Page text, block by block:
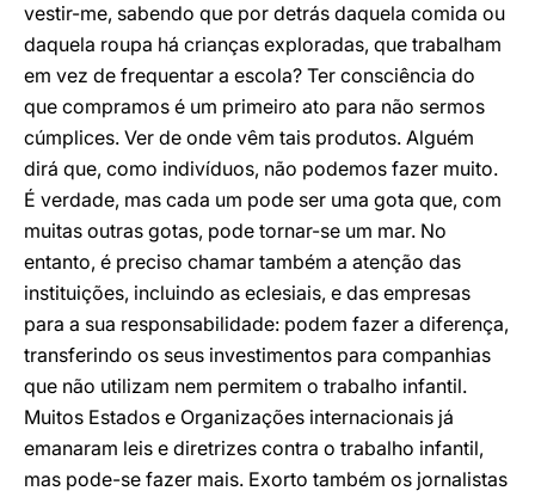
vestir-me, sabendo que por detrás daquela comida ou
daquela roupa há crianças exploradas, que trabalham
em vez de frequentar a escola? Ter consciência do
que compramos é um primeiro ato para não sermos
cúmplices. Ver de onde vêm tais produtos. Alguém
dirá que, como indivíduos, não podemos fazer muito.
É verdade, mas cada um pode ser uma gota que, com
muitas outras gotas, pode tornar-se um mar. No
entanto, é preciso chamar também a atenção das
instituições, incluindo as eclesiais, e das empresas
para a sua responsabilidade: podem fazer a diferença,
transferindo os seus investimentos para companhias
que não utilizam nem permitem o trabalho infantil.
Muitos Estados e Organizações internacionais já
emanaram leis e diretrizes contra o trabalho infantil,
mas pode-se fazer mais. Exorto também os jornalistas